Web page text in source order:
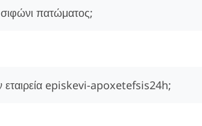
πατώματος;
εταιρεία episkevi-apoxetefsis24h;